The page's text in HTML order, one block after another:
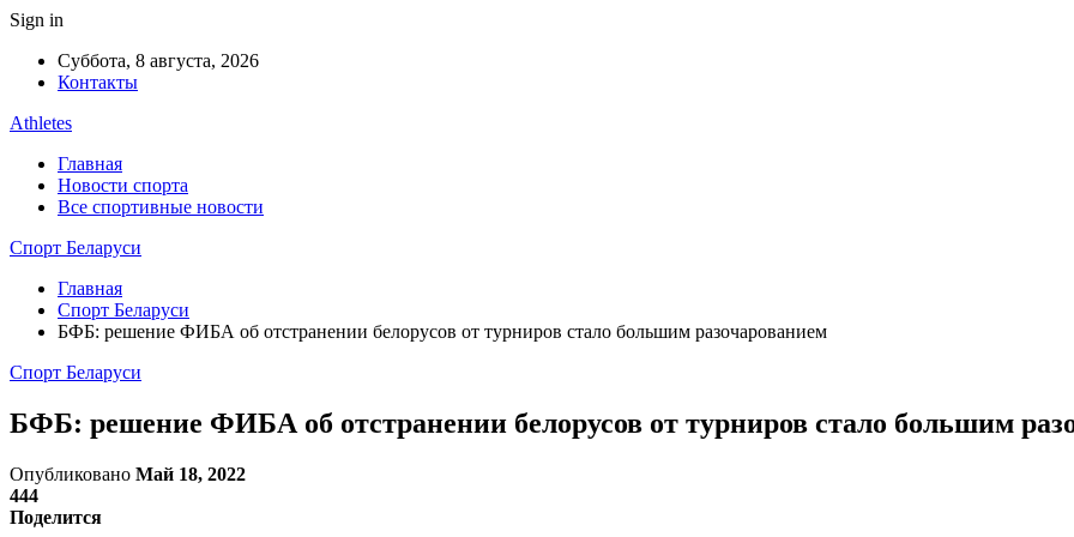
Sign in
Суббота, 8 августа, 2026
Контакты
Athletes
Главная
Новости спорта
Все спортивные новости
Спорт Беларуси
Главная
Спорт Беларуси
БФБ: решение ФИБА об отстранении белорусов от турниров стало большим разочарованием
Спорт Беларуси
БФБ: решение ФИБА об отстранении белорусов от турниров стало большим
Опубликовано Май 18, 2022
444
Поделится